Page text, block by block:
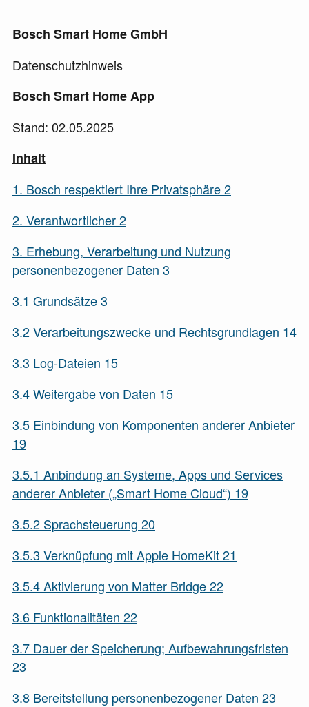
Bosch Smart Home GmbH
Datenschutzhinweis
Bosch Smart Home App
Stand: 02.05.2025
Inhalt
1. Bosch respektiert Ihre Privatsphäre2
2. Verantwortlicher2
3. Erhebung, Verarbeitung und Nutzung
personenbezogener Daten 3
3.1 Grundsätze3
3.2Verarbeitungszwecke und Rechtsgrundlagen 14
3.3 Log-Dateien 15
3.4Weitergabe von Daten 15
3.5 Einbindung von Komponenten anderer Anbieter
19
3.5.1 Anbindung an Systeme, Apps und Services
anderer Anbieter („Smart Home Cloud“) 19
3.5.2 Sprachsteuerung 20
3.5.3 Verknüpfung mit Apple HomeKit21
3.5.4Aktivierung von Matter Bridge22
3.6 Funktionalitäten 22
3.7 Dauer der Speicherung; Aufbewahrungsfristen
23
3.8 Bereitstellung personenbezogener Daten 23